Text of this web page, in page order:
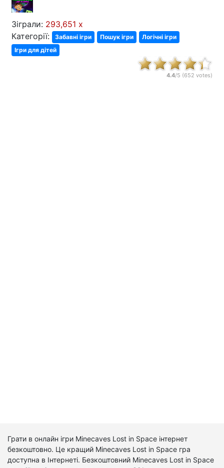
Зіграли: 293,651 x
Категорії:
Забавні ігри Пошук ігри
Логічні ігри
Ігри для дітей
4.4/5 (652 votes)
Грати в онлайн ігри Minecaves Lost in Space інтернет
безкоштовно. Це кращий Minecaves Lost in Space гра
доступна в Інтернеті. Безкоштовний Minecaves Lost in Space